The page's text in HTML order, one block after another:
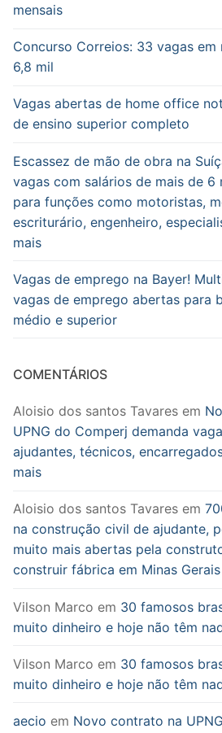
mensais
Concurso Correios: 33 vagas em
6,8 mil
Vagas abertas de home office
de ensino superior completo
Escassez de mão de obra na
vagas com salários de mais de 6
para funções como motoristas,
escriturário, engenheiro,
mais
Vagas de emprego na Bayer!
vagas de emprego abertas para
médio e superior
COMENTÁRIOS
Aloisio dos santos Tavares em
UPNG do Comperj demanda
ajudantes, técnicos,
mais
Aloisio dos santos Tavares em
na construção civil de ajudante,
muito mais abertas pela
construir fábrica em Minas Gerais
Vilson Marco em 30 famosos
muito dinheiro e hoje não têm
Vilson Marco em 30 famosos
muito dinheiro e hoje não têm
aecio em Novo contrato na